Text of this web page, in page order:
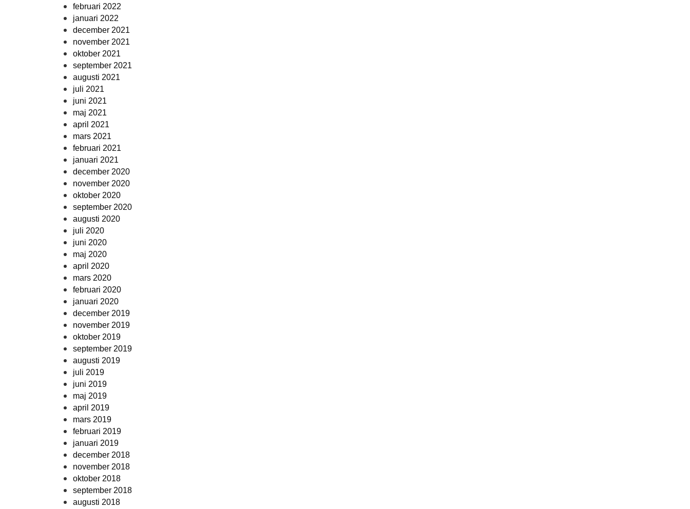
februari 2022
januari 2022
december 2021
november 2021
oktober 2021
september 2021
augusti 2021
juli 2021
juni 2021
maj 2021
april 2021
mars 2021
februari 2021
januari 2021
december 2020
november 2020
oktober 2020
september 2020
augusti 2020
juli 2020
juni 2020
maj 2020
april 2020
mars 2020
februari 2020
januari 2020
december 2019
november 2019
oktober 2019
september 2019
augusti 2019
juli 2019
juni 2019
maj 2019
april 2019
mars 2019
februari 2019
januari 2019
december 2018
november 2018
oktober 2018
september 2018
augusti 2018